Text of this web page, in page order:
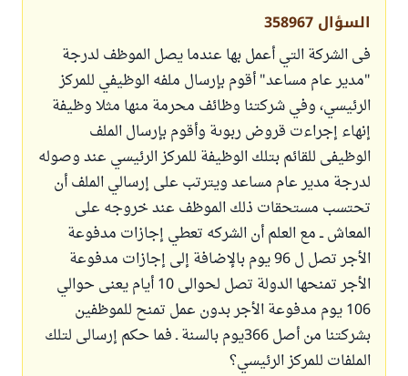
السؤال 358967
فى الشركة التي أعمل بها عندما يصل الموظف لدرجة
"مدير عام مساعد" أقوم بإرسال ملفه الوظيفي للمركز
الرئيسي، وفي شركتنا وظائف محرمة منها مثلا وظيفة
إنهاء إجراءت قروض ربوىة وأقوم بإرسال الملف
الوظيفى للقائم بتلك الوظيفة للمركز الرئيسي عند وصوله
لدرجة مدير عام مساعد ويترتب على إرسالي الملف أن
تحتسب مستحقات ذلك الموظف عند خروجه على
المعاش ــ مع العلم أن الشركه تعطي إجازات مدفوعة
الأجر تصل ل 96 يوم بالإضافة إلى إجازات مدفوعة
الأجر تمنحها الدولة تصل لحوالى 10 أيام يعنى حوالي
106 يوم مدفوعة الأجر بدون عمل تمنح للموظفين
بشركتنا من أصل 366يوم بالسنة ـ فما حكم إرسالى لتلك
الملفات للمركز الرئيسي؟